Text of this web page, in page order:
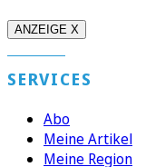
ANZEIGE X
SERVICES
Abo
Meine Artikel
Meine Region